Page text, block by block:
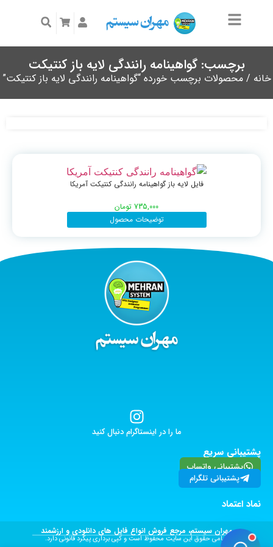
برچسب: گواهینامه رانندگی لایه باز کنتیکت
خانه / محصولات برچسب خورده “گواهینامه رانندگی لایه باز کنتیکت”
فایل لایه باز گواهینامه رانندگی کنتیکت آمریکا
735,000 تومان
توضیحات محصول
ما را در اینستاگرام دنبال کنید
پشتیبانی سریع
پشتیبانی واتساپ
پشتیبانی تلگرام
نماد اعتماد
مهران سیستم، مرجع فروش انواع فایل های دانلودی و ارزشمند
تمامی حقوق این سایت محفوظ است و کپی برداری پیگرد قانونی دارد.